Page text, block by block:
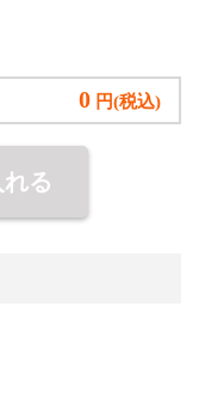
0 円(税込)
る